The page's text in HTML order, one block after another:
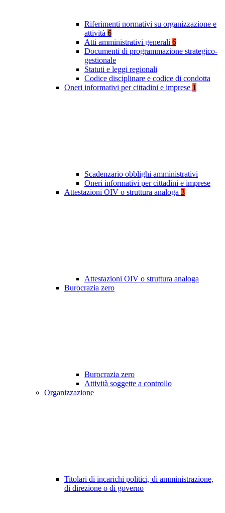
Riferimenti normativi su organizzazione e
attività 6
Atti amministrativi generali 6
Documenti di programmazione strategico-
gestionale
Statuti e leggi regionali
Codice disciplinare e codice di condotta
Oneri informativi per cittadini e imprese 1
Scadenzario obblighi amministrativi
Oneri informativi per cittadini e imprese
Attestazioni OIV o struttura analoga 3
Attestazioni OIV o struttura analoga
Burocrazia zero
Burocrazia zero
Attività soggette a controllo
Organizzazione
Titolari di incarichi politici, di amministrazione,
di direzione o di governo